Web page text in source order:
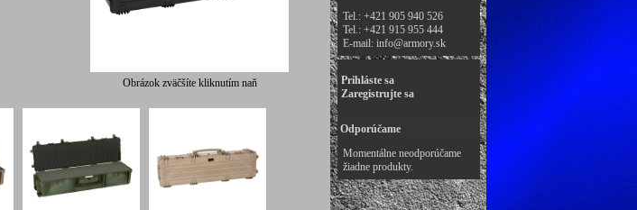
Obrázok zväčšíte kliknutím naň
Tel.: +421 905 940 526
Tel.: +421 915 955 444
E-mail: info@armory.sk
Prihláste sa
Zaregistrujte sa
Odporúčame
Momentálne neodporúčame
žiadne produkty.